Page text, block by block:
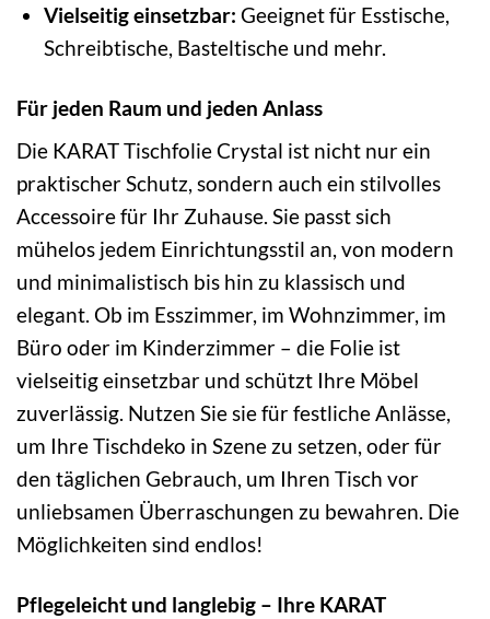
Vielseitig einsetzbar: Geeignet für Esstische,
Schreibtische, Basteltische und mehr.
Für jeden Raum und jeden Anlass
Die KARAT Tischfolie Crystal ist nicht nur ein
praktischer Schutz, sondern auch ein stilvolles
Accessoire für Ihr Zuhause. Sie passt sich
mühelos jedem Einrichtungsstil an, von modern
und minimalistisch bis hin zu klassisch und
elegant. Ob im Esszimmer, im Wohnzimmer, im
Büro oder im Kinderzimmer – die Folie ist
vielseitig einsetzbar und schützt Ihre Möbel
zuverlässig. Nutzen Sie sie für festliche Anlässe,
um Ihre Tischdeko in Szene zu setzen, oder für
den täglichen Gebrauch, um Ihren Tisch vor
unliebsamen Überraschungen zu bewahren. Die
Möglichkeiten sind endlos!
Pflegeleicht und langlebig – Ihre KARAT